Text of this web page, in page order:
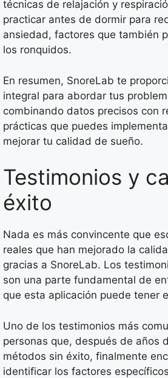
técnicas de relajación y
practicar antes de dormir para
ansiedad, factores que también
los ronquidos.
En resumen, SnoreLab te
integral para abordar tus
combinando datos precisos con
prácticas que puedes
mejorar tu calidad de sueño.
Testimonios y
éxito
Nada es más convincente que
reales que han mejorado la
gracias a SnoreLab. Los
son una parte fundamental de
que esta aplicación puede tener
Uno de los testimonios más
personas que, después de años
métodos sin éxito, finalmente
identificar los factores